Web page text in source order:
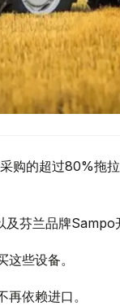
购的超过80%拖
芬兰品牌Sampo
些设备。
依赖进口。